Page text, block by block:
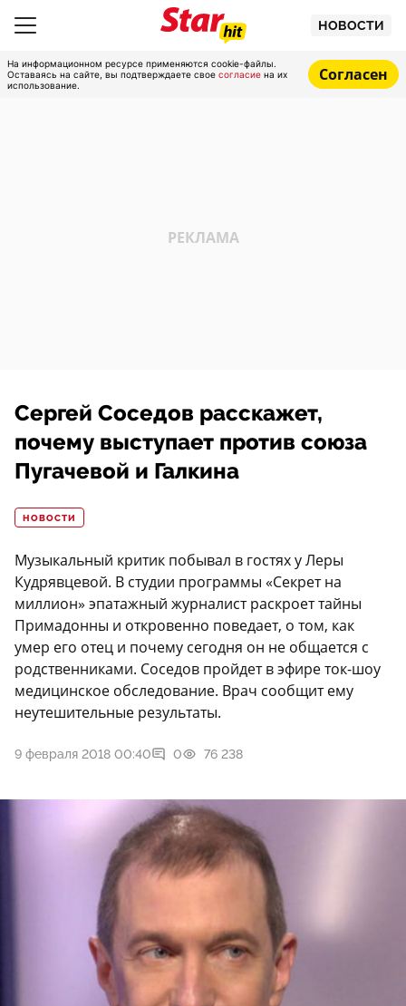
НОВОСТИ
На информационном ресурсе применяются cookie-файлы.
Оставаясь на сайте, вы подтверждаете свое согласие на их
использование.
Согласен
Сергей Соседов расскажет,
почему выступает против союза
Пугачевой и Галкина
НОВОСТИ
Музыкальный критик побывал в гостях у Леры
Кудрявцевой. В студии программы «Секрет на
миллион» эпатажный журналист раскроет тайны
Примадонны и откровенно поведает, о том, как
умер его отец и почему сегодня он не общается с
родственниками. Соседов пройдет в эфире ток-шоу
медицинское обследование. Врач сообщит ему
неутешительные результаты.
9 февраля 2018 00:40 0 76 238